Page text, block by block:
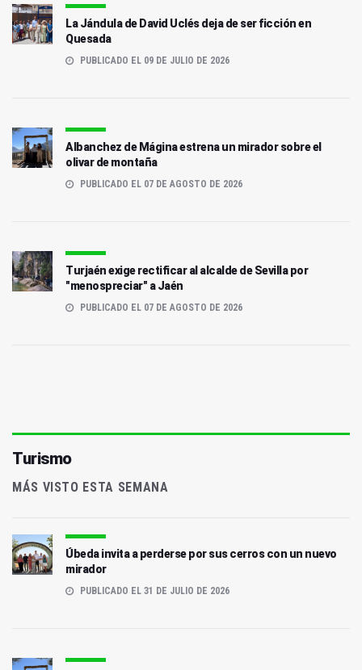
La Jándula de David Uclés deja de ser ficción en
Quesada
PUBLICADO EL 09 DE JULIO DE 2026
Albanchez de Mágina estrena un mirador sobre el
olivar de montaña
PUBLICADO EL 07 DE AGOSTO DE 2026
Turjaén exige rectificar al alcalde de Sevilla por
"menospreciar" a Jaén
PUBLICADO EL 07 DE AGOSTO DE 2026
Turismo
MÁS VISTO ESTA SEMANA
Úbeda invita a perderse por sus cerros con un nuevo
mirador
PUBLICADO EL 31 DE JULIO DE 2026